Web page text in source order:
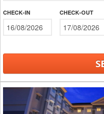
CHECK-IN CHECK-OUT